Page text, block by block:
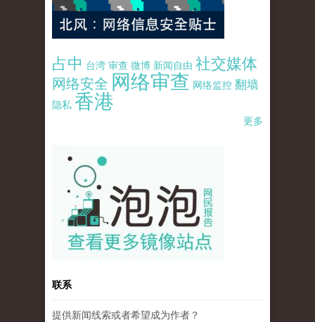
占中 台湾 审查 微博 新闻自由 社交媒体
网络安全 网络审查 网络监控 翻墙
隐私 香港
更多
pao-pao-banner-mirror-site-120814.jpg
联系
提供新闻线索或者希望成为作者？